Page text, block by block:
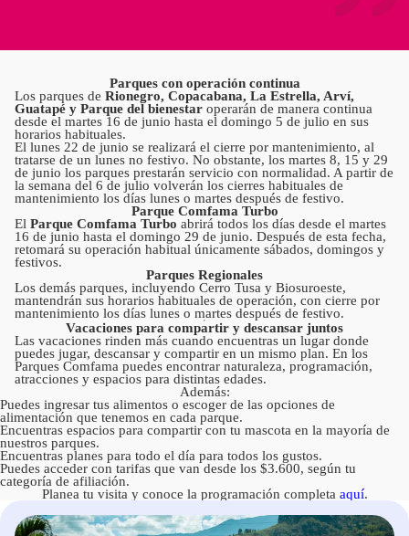
Parques con operación continua
Los parques de Rionegro, Copacabana, La Estrella, Arví,
Guatapé y Parque del bienestar operarán de manera continua
desde el martes 16 de junio hasta el domingo 5 de julio en sus
horarios habituales.
El lunes 22 de junio se realizará el cierre por mantenimiento, al
tratarse de un lunes no festivo. No obstante, los martes 8, 15 y 29
de junio los parques prestarán servicio con normalidad. A partir de
la semana del 6 de julio volverán los cierres habituales de
mantenimiento los días lunes o martes después de festivo.
Parque Comfama Turbo
El Parque Comfama Turbo abrirá todos los días desde el martes
16 de junio hasta el domingo 29 de junio. Después de esta fecha,
retomará su operación habitual únicamente sábados, domingos y
festivos.
Parques Regionales
Los demás parques, incluyendo Cerro Tusa y Biosuroeste,
mantendrán sus horarios habituales de operación, con cierre por
mantenimiento los días lunes o martes después de festivo.
Vacaciones para compartir y descansar juntos
Las vacaciones rinden más cuando encuentras un lugar donde
puedes jugar, descansar y compartir en un mismo plan. En los
Parques Comfama puedes encontrar naturaleza, programación,
atracciones y espacios para distintas edades.
Además:
Puedes ingresar tus alimentos o escoger de las opciones de
alimentación que tenemos en cada parque.
Encuentras espacios para compartir con tu mascota en la mayoría de
nuestros parques.
Encuentras planes para todo el día para todos los gustos.
Puedes acceder con tarifas que van desde los $3.600, según tu
categoría de afiliación.
Planea tu visita y conoce la programación completa aquí.